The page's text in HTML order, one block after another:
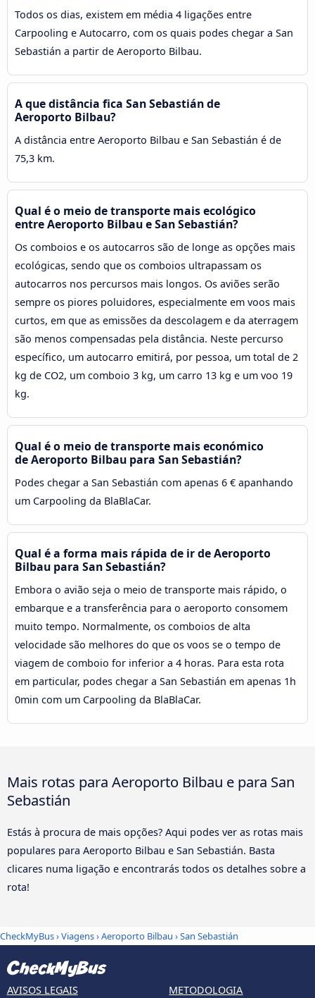
Todos os dias, existem em média 4 ligações entre
Carpooling e Autocarro, com os quais podes chegar a San
Sebastián a partir de Aeroporto Bilbau.
A que distância fica San Sebastián de
Aeroporto Bilbau?
A distância entre Aeroporto Bilbau e San Sebastián é de
75,3 km.
Qual é o meio de transporte mais ecológico
entre Aeroporto Bilbau e San Sebastián?
Os comboios e os autocarros são de longe as opções mais
ecológicas, sendo que os comboios ultrapassam os
autocarros nos percursos mais longos. Os aviões serão
sempre os piores poluidores, especialmente em voos mais
curtos, em que as emissões da descolagem e da aterragem
são menos compensadas pela distância. Neste percurso
específico, um autocarro emitirá, por pessoa, um total de 2
kg de CO2, um comboio 3 kg, um carro 13 kg e um voo 19
kg.
Qual é o meio de transporte mais económico
de Aeroporto Bilbau para San Sebastián?
Podes chegar a San Sebastián com apenas 6 € apanhando
um Carpooling da BlaBlaCar.
Qual é a forma mais rápida de ir de Aeroporto
Bilbau para San Sebastián?
Embora o avião seja o meio de transporte mais rápido, o
embarque e a transferência para o aeroporto consomem
muito tempo. Normalmente, os comboios de alta
velocidade são melhores do que os voos se o tempo de
viagem de comboio for inferior a 4 horas. Para esta rota
em particular, podes chegar a San Sebastián em apenas 1h
0min com um Carpooling da BlaBlaCar.
Mais rotas para Aeroporto Bilbau e para San
Sebastián
Estás à procura de mais opções? Aqui podes ver as rotas mais
populares para Aeroporto Bilbau e San Sebastián. Basta
clicares numa ligação e encontrarás todos os detalhes sobre a
rota!
CheckMyBus›Viagens›Aeroporto Bilbau ›San Sebastián
AVISOS LEGAIS METODOLOGIA